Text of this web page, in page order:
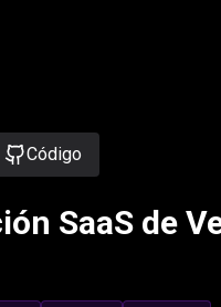
Código
SaaS de